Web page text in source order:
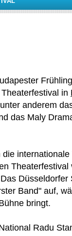
in
anderem
das Maly
Düsseldorfer
Band" auf,
bringt.
Radu